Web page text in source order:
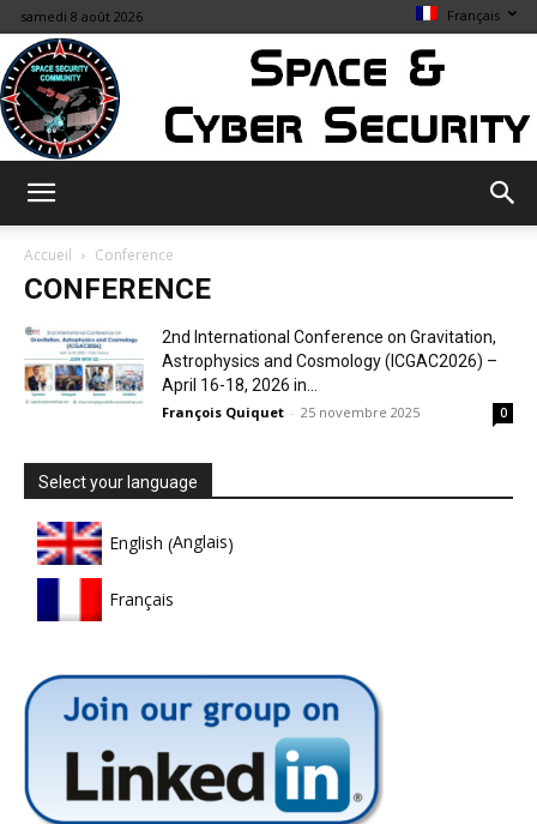
samedi 8 août 2026 Français
Accueil Conference
CONFERENCE
2nd International Conference on Gravitation,
Astrophysics and Cosmology (ICGAC2026) –
April 16-18, 2026 in...
François Quiquet - 25 novembre 2025 0
Select your language
English (Anglais)
Français